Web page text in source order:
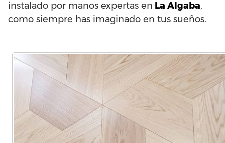
instalado por manos expertas en La Algaba,
como siempre has imaginado en tus sueños.